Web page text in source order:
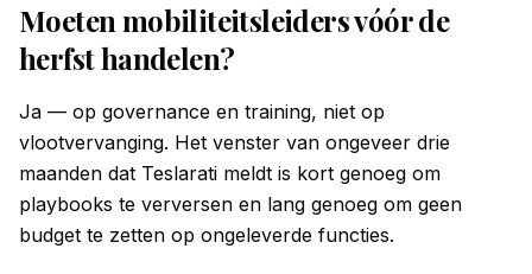
Moeten mobiliteitsleiders vóór de
herfst handelen?
Ja — op governance en training, niet op
vlootvervanging. Het venster van ongeveer drie
maanden dat Teslarati meldt is kort genoeg om
playbooks te verversen en lang genoeg om geen
budget te zetten op ongeleverde functies.